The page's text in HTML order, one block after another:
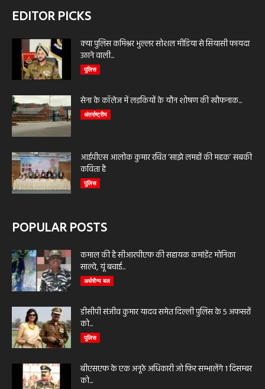
EDITOR PICKS
क्या पुलिस कमिश्नर भुल्लर सोशल मीडिया से सियासी फायदा
उठाने वाली...
पुलिस
सेना के कॉलेज में लड़कियों के यौन शोषण की खौफनाक...
अंतर्राष्ट्रीय
आईपीएस आलोक कुमार रचित ‘साझे लमहों की महक’ सबकी
कविता है
पुलिस
POPULAR POSTS
कमाल की है सीआरपीएफ की सहायक कमांडेंट मोनिका
साल्वे, यूं बचाई...
अर्धसैन्य बल
डीसीपी संजीव कुमार यादव समेत दिल्ली पुलिस के 5 अफसरों
को...
पुलिस
बीएसएफ के एक अनूठे अधिकारी जो फिर सम्भालेंगे 1 दिसम्बर
को...